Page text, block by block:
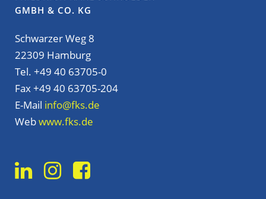
GMBH & CO. KG
Schwarzer Weg 8
22309 Hamburg
Tel. +49 40 63705-0
Fax +49 40 63705-204
E-Mail info@fks.de
Webwww.fks.de